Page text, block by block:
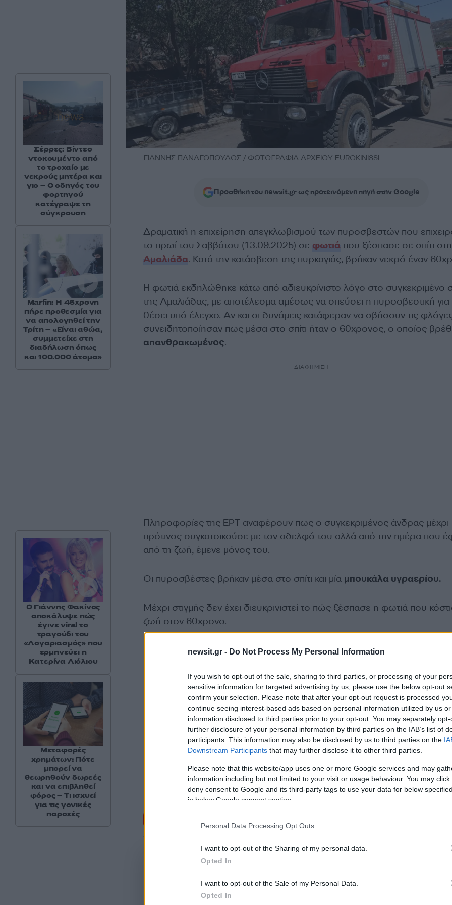
newsit.gr - Do Not Process My Personal Information
If you wish to opt-out of the sale, sharing to third parties, or processing of your
sensitive information for targeted advertising by us, please use the below opt-out
confirm your selection. Please note that after your opt-out request is processed
continue seeing interest-based ads based on personal information utilized by us
information disclosed to third parties prior to your opt-out. You may separately
further disclosure of your personal information by third parties on the IAB’s list of
participants. This information may also be disclosed by us to third parties on the
Downstream Participants that may further disclose it to other third parties.
Please note that this website/app uses one or more Google services and may
information including but not limited to your visit or usage behaviour. You may
deny consent to Google and its third-party tags to use your data for below
in below Google consent section.
Personal Data Processing Opt Outs
I want to opt-out of the Sharing of my personal data.
Opted In
I want to opt-out of the Sale of my Personal Data.
Opted In
ΓΙΑΝΝΗΣ ΠΑΝΑΓΟΠΟΥΛΟΣ / ΦΩΤΟΓΡΑΦΙΑ ΑΡΧΕΙΟΥ EUROKINISSI
Προσθήκη του newsit.gr ως προτεινόμενη πηγή στην Google
Δραματική η επιχείρηση απεγκλωβισμού των πυροσβεστών που
το πρωί του Σαββάτου (13.09.2025) σε φωτιάπου ξέσπασε σε σπίτι
Αμαλιάδα. Κατά την κατάσβεση της πυρκαγιάς, βρήκαν νεκρό έναν
Η φωτιά εκδηλώθηκε κάτω από αδιευκρίνιστο λόγο στο συγκεκριμένο
της Αμαλιάδας, με αποτέλεσμα αμέσως να σπεύσει η πυροσβεστική για
θέσει υπό έλεγχο. Αν και οι δυνάμεις κατάφεραν να σβήσουν τις
συνειδητοποίησαν πως μέσα στο σπίτι ήταν ο 60χρονος, ο οποίος
απανθρακωμένος.
ΔΙΑΦΗΜΙΣΗ
Πληροφορίες της ΕΡΤ αναφέρουν πως ο συγκεκριμένος άνδρας μέχρι
πρότινος συγκατοικούσε με τον αδελφό του αλλά από την ημέρα που
από τη ζωή, έμενε μόνος του.
Οι πυροσβέστες βρήκαν μέσα στο σπίτι και μία μπουκάλα υγραερίου.
Μέχρι στιγμής δεν έχει διευκρινιστεί το πώς ξέσπασε η φωτιά που
ζωή στον 60χρονο.
Σχόλια
Σέρρες: Βίντεο
ντοκουμέντο από
το τροχαίο με
νεκρούς μητέρα και
γιο – Ο οδηγός του
φορτηγού
κατέγραψε τη
σύγκρουση
Marfin: Η 46χρονη
πήρε προθεσμία για
να απολογηθεί την
Τρίτη – «Είναι αθώα,
συμμετείχε στη
διαδήλωση όπως
και 100.000 άτομα»
Ο Γιάννης Φακίνος
αποκάλυψε πώς
έγινε viral το
τραγούδι του
«Λογαριασμός» που
ερμηνεύει η
Κατερίνα Λιόλιου
Μεταφορές
χρημάτων: Πότε
μπορεί να
θεωρηθούν δωρεές
και να επιβληθεί
φόρος – Τι ισχυεί
για τις γονικές
παροχές